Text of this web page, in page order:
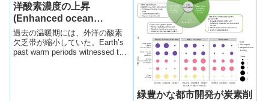
洋酸素濃度の上昇
(Enhanced ocean
oxygenation during
Cenozoic warm periods)
過去の温暖期には、外洋の酸素
欠乏帯が縮小していた。Earth’s
past warm periods witnessed the
緑豊かな都市開発が炭素削